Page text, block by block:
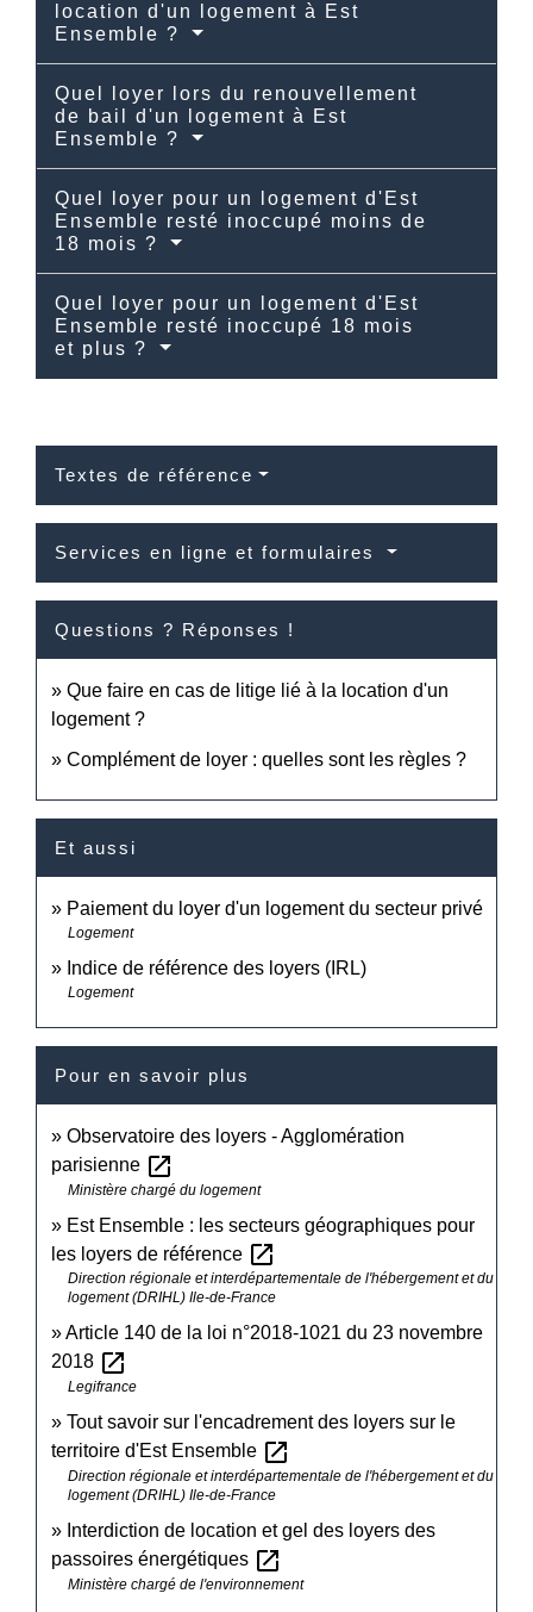
location d'un logement à Est
Ensemble ?
Quel loyer lors du renouvellement
de bail d'un logement à Est
Ensemble ?
Quel loyer pour un logement d'Est
Ensemble resté inoccupé moins de
18 mois ?
Quel loyer pour un logement d'Est
Ensemble resté inoccupé 18 mois
et plus ?
Textes de référence
Services en ligne et formulaires
Questions ? Réponses !
Que faire en cas de litige lié à la location d'un
logement ?
Complément de loyer : quelles sont les règles ?
Et aussi
Paiement du loyer d'un logement du secteur privé
Logement
Indice de référence des loyers (IRL)
Logement
Pour en savoir plus
Observatoire des loyers - Agglomération
parisienne open_in_new
Ministère chargé du logement
Est Ensemble : les secteurs géographiques pour
les loyers de référence open_in_new
Direction régionale et interdépartementale de l'hébergement et du
logement (DRIHL) Ile-de-France
Article 140 de la loi n°2018-1021 du 23 novembre
2018 open_in_new
Legifrance
Tout savoir sur l'encadrement des loyers sur le
territoire d'Est Ensemble open_in_new
Direction régionale et interdépartementale de l'hébergement et du
logement (DRIHL) Ile-de-France
Interdiction de location et gel des loyers des
passoires énergétiques open_in_new
Ministère chargé de l'environnement